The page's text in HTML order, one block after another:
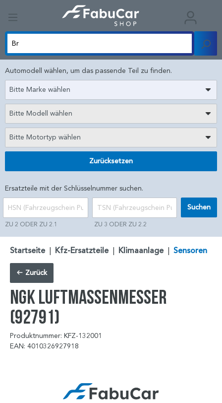
Automodell wählen, um das passende Teil zu finden.
Bitte Marke wählen
Bitte Modell wählen
Bitte Motortyp wählen
Zurücksetzen
Ersatzteile mit der Schlüsselnummer suchen.
ZU 2 ODER ZU 2.1 ZU 3 ODER ZU 2.2
Suchen
Startseite | Kfz-Ersatzteile | Klimaanlage | Sensoren
Zurück
NGK Luftmassenmesser
(92791)
Produktnummer: KFZ-132001
EAN: 4010326927918